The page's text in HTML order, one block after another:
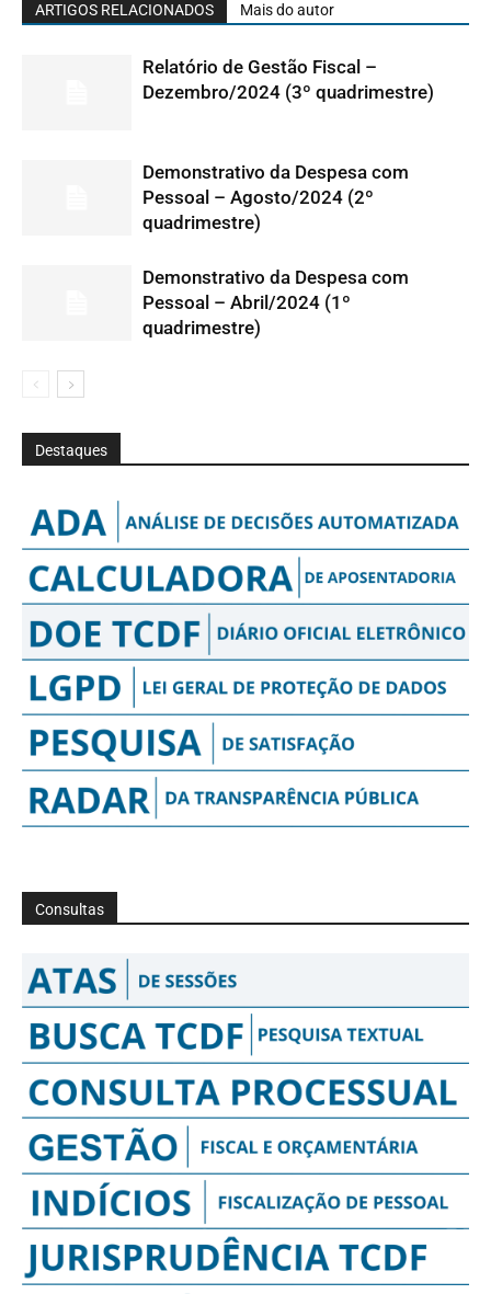
ARTIGOS RELACIONADOS Mais do autor
Relatório de Gestão Fiscal –
Dezembro/2024 (3º quadrimestre)
Demonstrativo da Despesa com
Pessoal – Agosto/2024 (2º
quadrimestre)
Demonstrativo da Despesa com
Pessoal – Abril/2024 (1º
quadrimestre)
Destaques
Consultas